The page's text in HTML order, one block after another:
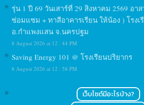
รุ่น 1 ปี 69 วันเสาร์ที่ 29 สิงหาคม 2569 อ
ซ่อมแซม + ทาสีอาคารเรียน ให้น้อง ) โรงเ
อ.กำแพงแสน จ.นครปฐม
8 August 2026 at 12 : 44 PM
Saving Energy 101 @ โรงเรียนปริยากร
8 August 2026 at 12 : 58 PM
เว็บไซต์มีอะไรบ้าง?